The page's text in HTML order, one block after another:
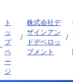
ト
ッ
プ
ペ
ー
ジ
/
株式会社デ
ザインアン
ドデベロッ
プメント
/